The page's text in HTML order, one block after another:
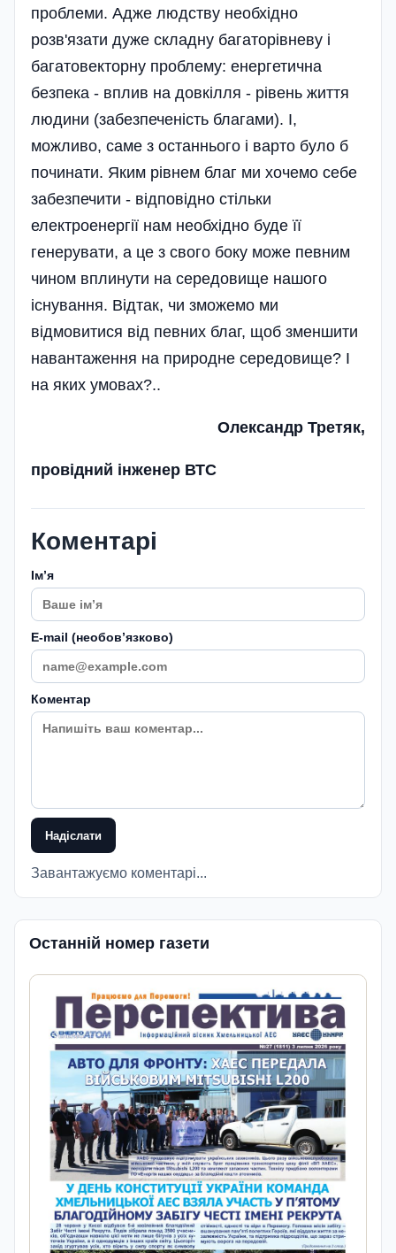
проблеми. Адже людству необхідно
розв'язати дуже складну багаторівневу і
багатовекторну проблему: енергетична
безпека - вплив на довкілля - рівень життя
людини (забезпеченість благами). І,
можливо, саме з останньо­го і варто було б
починати. Яким рівнем благ ми хочемо себе
забезпечити - відповідно стільки
електроенергії нам необхідно буде її
генерувати, а це з свого боку може певним
чином вплинути на се­редо­вище нашого
існування. Відтак, чи зможемо ми
відмовитися від певних благ, щоб зменшити
навантаження на природне середовище? І
на яких умовах?..
Олександр Третяк,
провідний інженер ВТС
Коментарі
Імʼя
E-mail (необовʼязково)
Коментар
Надіслати
Завантажуємо коментарі...
Останній номер газети